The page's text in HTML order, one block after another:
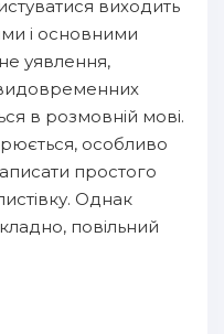
виходить
і основними
уявлення,
в розмовній мові.
особливо
простого
Однак
повільний